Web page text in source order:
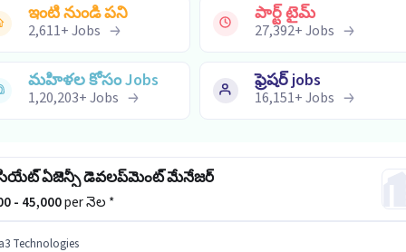
ఇంటి నుండి పని
2,611+Jobs
పార్ట్ టైమ్
27,392+Jobs
మహిళల కోసం Jobs
1,20,203+Jobs
ఫ్రెషర్ jobs
16,151+Jobs
ఏజెన్సీ డెవలప్‌మెంట్ మేనేజర్
- 45,000per నెల *
Technologies